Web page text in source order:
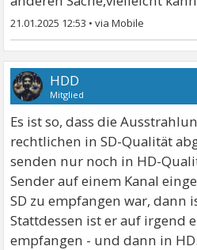
21.01.2025 12:53 •
HDD
Mitglied
Es ist so, dass die
rechtlichen in SD-Qualität
senden nur noch in HD-
Sender auf einem Kanal
SD zu empfangen war, dann
Stattdessen ist er auf irgend
empfangen - und dann in HD.